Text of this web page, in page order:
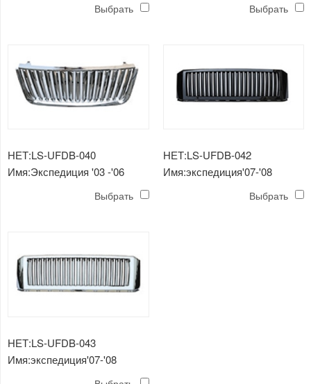
янтаря hb4 / hb3 / 3157a
Выбрать Выбрать
НЕТ:LS-UFDB-040
Имя:Экспедиция '03 -'06
Выбрать
НЕТ:LS-UFDB-042
Имя:экспедиция'07-'08
Выбрать
НЕТ:LS-UFDB-043
Имя:экспедиция'07-'08